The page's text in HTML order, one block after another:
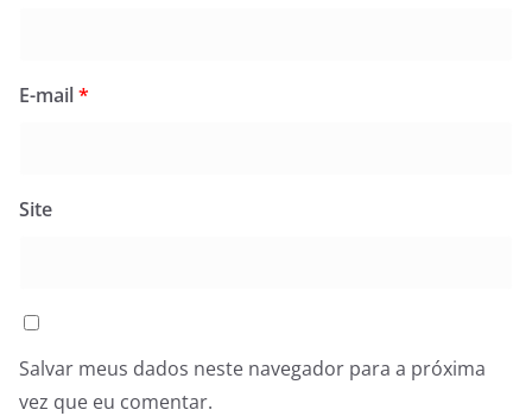
E-mail*
Site
Salvar meus dados neste navegador para a próxima
vez que eu comentar.